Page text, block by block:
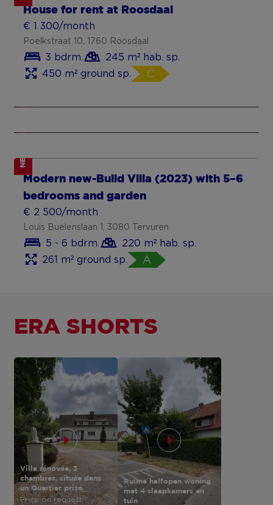
House for rent at Roosdaal
€ 1 300/month
Poelkstraat 10, 1760 Roosdaal
3 bdrm.
245 m² hab. sp.
450 m² ground sp.
C
NEW
Newly built house for rent in Jabbeke
€ 1 250/month
Van Haveskerckestraat 4, 8490 Jabbeke
3 bedrooms
150 m² habitable sp.
280 m² ground sp.
A
NEW
home for rent in Beveren Leie
€ 980/month
Goede Hoopstraat 2, 8791 Waregem
3 bedrooms
130 m² habitable sp.
NEW
Modern new-Build Villa (2023) with 5–6
bedrooms and garden
€ 2 500/month
Louis Buelenslaan 1, 3080 Tervuren
5 - 6 bdrm.
220 m² hab. sp.
261 m² ground sp.
A
ERA SHORTS
Villa rénovée, 3
chambres, située dans
un Quartier prisé
Price on request
Ruime halfopen woning
met 4 slaapkamers en
tuin